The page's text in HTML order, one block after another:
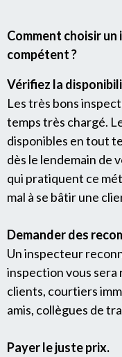
Comment choisir
compétent ?
Vérifiez la
Les très bons
temps très chargé.
disponibles en tout
dès le lendemain de
qui pratiquent ce
mal à se bâtir une
Demander des
Un inspecteur
inspection vous sera
clients, courtiers
amis, collègues de
Payer le juste prix.